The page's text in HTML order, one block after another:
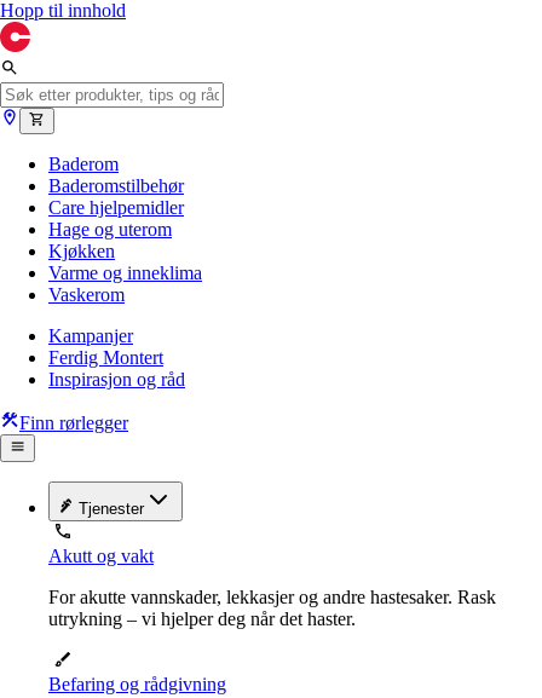
Hopp til innhold
Baderom
Baderomstilbehør
Care hjelpemidler
Hage og uterom
Kjøkken
Varme og inneklima
Vaskerom
Kampanjer
Ferdig Montert
Inspirasjon og råd
Finn rørlegger
Tjenester
Akutt og vakt
For akutte vannskader, lekkasjer og andre hastesaker. Rask
utrykning – vi hjelper deg når det haster.
Befaring og rådgivning